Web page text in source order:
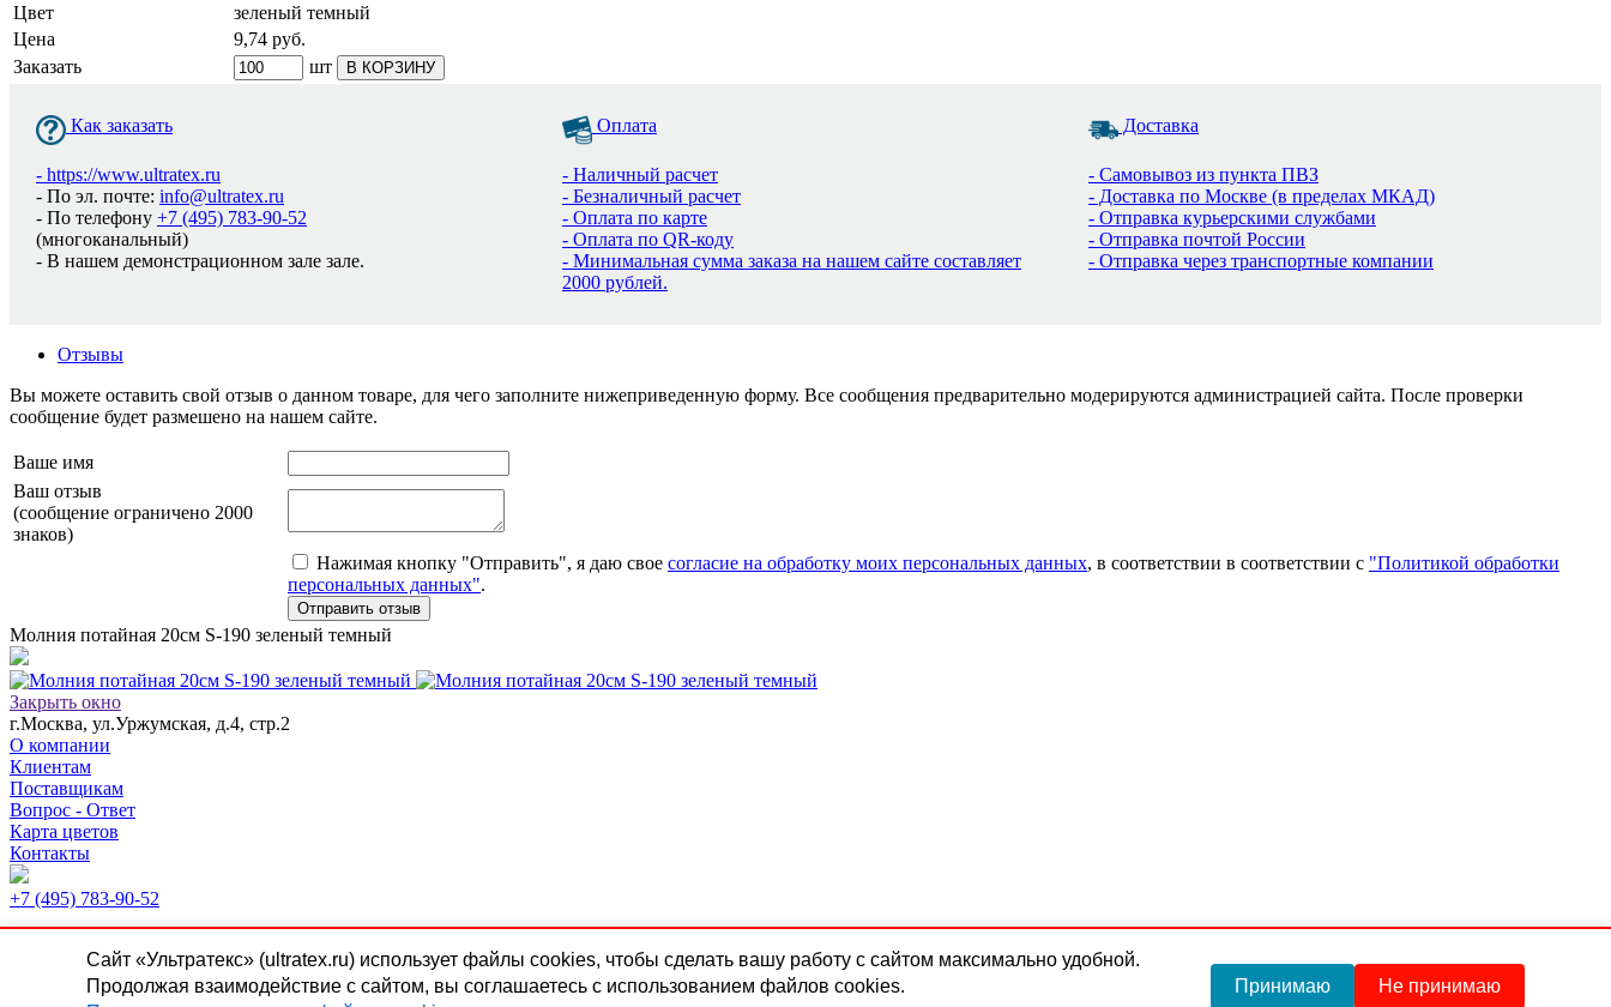
Цвет
зеленый темный
Цена
9,74 руб.
Заказать
шт В КОРЗИНУ
Как заказать
- https://www.ultratex.ru
- По эл. почте: info@ultratex.ru
- По телефону +7 (495) 783-90-52
(многоканальный)
- В нашем демонстрационном зале зале.
Оплата
- Наличный расчет
- Безналичный расчет
- Оплата по карте
- Оплата по QR-коду
- Минимальная сумма заказа на нашем сайте составляет
2000 рублей.
Доставка
- Самовывоз из пункта ПВЗ
- Доставка по Москве (в пределах МКАД)
- Отправка курьерскими службами
- Отправка почтой России
- Отправка через транспортные компании
Отзывы
Вы можете оставить свой отзыв о данном товаре, для чего заполните нижеприведенную форму. Все сообщения предварительно модерируются администрацией сайта. После проверки
сообщение будет размешено на нашем сайте.
Ваше имя
Ваш отзыв
(сообщение ограничено 2000
знаков)
Нажимая кнопку "Отправить", я даю свое согласие на обработку моих персональных данных, в соответствии в соответствии с "Политикой обработки
персональных данных".
Молния потайная 20см S-190 зеленый темный
Закрыть окно
г.Москва, ул.Уржумская, д.4, стр.2
О компании
Клиентам
Поставщикам
Вопрос - Ответ
Карта цветов
Контакты
+7 (495) 783-90-52
9:00-17:00
выходной
Сайт «Ультратекс» (ultratex.ru) использует файлы cookies, чтобы сделать вашу работу с сайтом максимально удобной.
Продолжая взаимодействие с сайтом, вы соглашаетесь с использованием файлов cookies.
Принимаю Не принимаю